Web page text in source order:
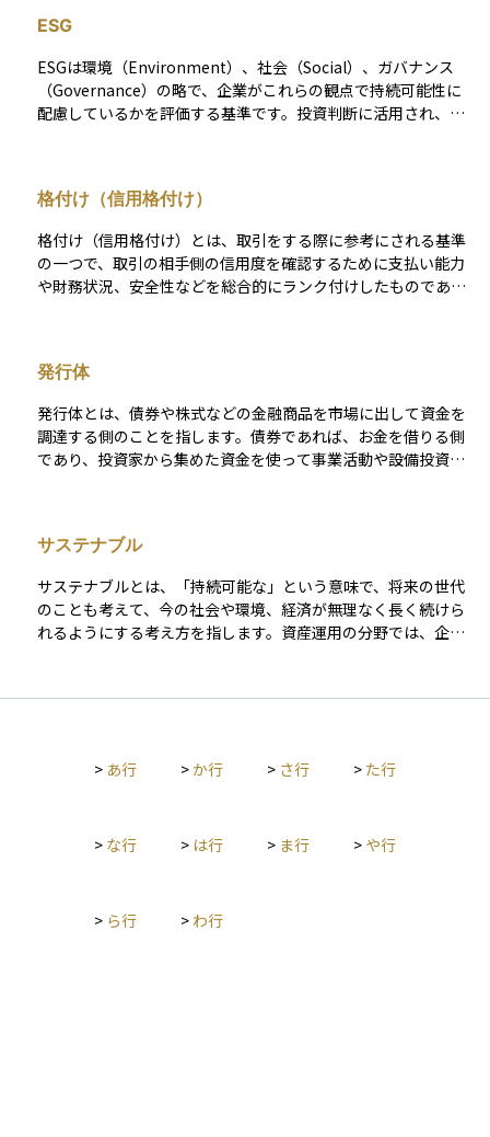
ていることを示します。 スコアは、影響が小さい（0）から大
きい（5）までの段階で付けられ、たとえば環境規制が厳格な業
種では、E要因のスコアが高くなりやすいです。CISは、ESG情
報の透明性を高め、投資家が財務的な視点と非財務的リスクを
統合して判断するための手がかりとして活用されます。
ESG
ESGは環境（Environment）、社会（Social）、ガバナンス
（Governance）の略で、企業がこれらの観点で持続可能性に
配慮しているかを評価する基準です。投資判断に活用され、社
格付け（信用格付け）
格付け（信用格付け）とは、取引をする際に参考にされる基準
の一つで、取引の相手側の信用度を確認するために支払い能力
や財務状況、安全性などを総合的にランク付けしたものであ
の優れた要素がある。 AA：信用力は極めて高く、優れた要素が
ある。 A：信用力は高く、部分的に優れた要素がある。 BBB：
信用力は十分であるが、将来環境が大きく変化する場合、注意
すべき要素がある。 BB：信用力は当面問題ないが、将来環境
が変化する場合、十分注意すべき要素がある。 B：信用力に問
行に陥っているか、その懸念が極めて強い。 C：発行体のすべ
発行体
発行体とは、債券や株式などの金融商品を市場に出して資金を
調達する側のことを指します。債券であれば、お金を借りる側
であり、投資家から集めた資金を使って事業活動や設備投資な
響するため、誰が発行しているのかをしっかりと確認すること
が重要です。信頼できる発行体であれば、安定した利息や元本
の返済が期待できます。
サステナブル
サステナブルとは、「持続可能な」という意味で、将来の世代
のことも考えて、今の社会や環境、経済が無理なく長く続けら
れるようにする考え方を指します。資産運用の分野では、企業
ば、環境汚染を防いだり、働きやすい職場をつくったりしてい
環境にも良い影響を与えたいと考える人にとって、大切な視点
> あ行 >か行 > さ行 > た行
> な行 > は行 > ま行 > や行
> ら行 > わ行